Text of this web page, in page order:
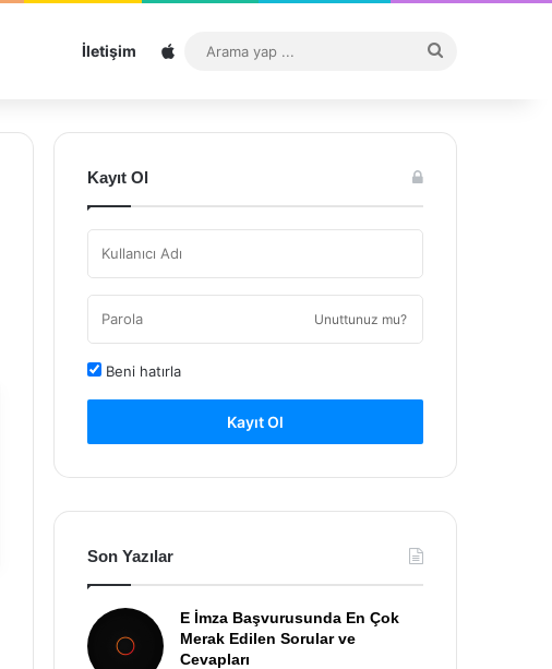
İletişim Sitemap
...
Kayıt Ol
Unuttunuz mu?
Beni hatırla
Kayıt Ol
Son Yazılar
E İmza Başvurusunda En Çok
Merak Edilen Sorular ve
Cevapları